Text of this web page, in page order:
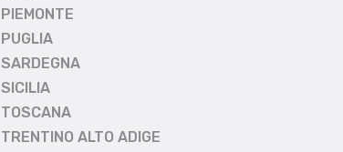
PIEMONTE
PUGLIA
SARDEGNA
SICILIA
TOSCANA
TRENTINO ALTO ADIGE